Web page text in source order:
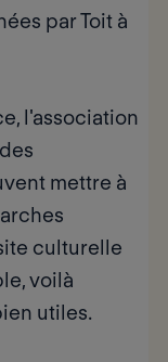
par Toit à
l'association
mettre à
culturelle
voilà
utiles.